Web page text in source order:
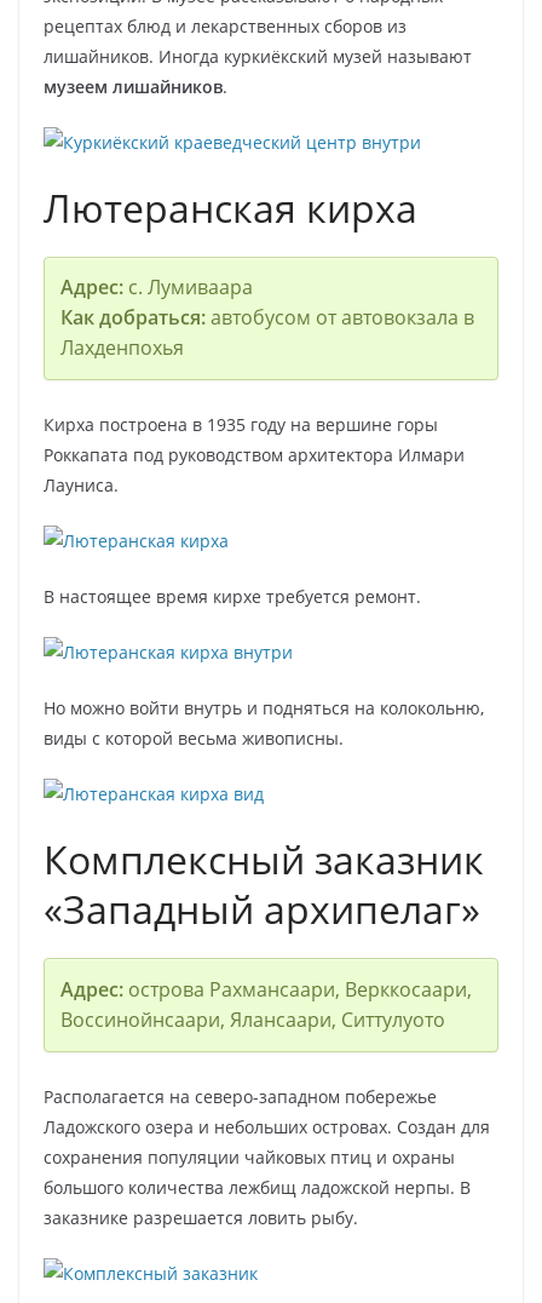
рецептах блюд и лекарственных сборов из
лишайников. Иногда куркиёкский музей называют
музеем лишайников.
Лютеранская кирха
Адрес: с. Лумиваара
Как добраться:автобусом от автовокзала в
Лахденпохья
Кирха построена в 1935 году на вершине горы
Роккапата под руководством архитектора Илмари
Лауниса.
В настоящее время кирхе требуется ремонт.
Но можно войти внутрь и подняться на колокольню,
виды с которой весьма живописны.
Комплексный заказник
«Западный архипелаг»
Адрес: острова Рахмансаари, Верккосаари,
Воссинойнсаари, Ялансаари, Ситтулуото
Располагается на северо-западном побережье
Ладожского озера и небольших островах. Создан для
сохранения популяции чайковых птиц и охраны
большого количества лежбищ ладожской нерпы. В
заказнике разрешается ловить рыбу.